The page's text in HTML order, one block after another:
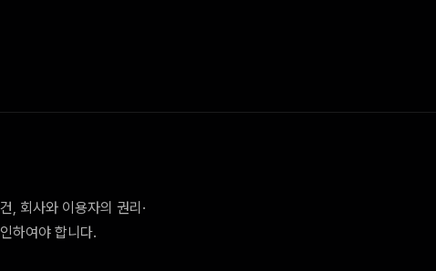
, 회사와 이용자의 권리·
하여야 합니다.